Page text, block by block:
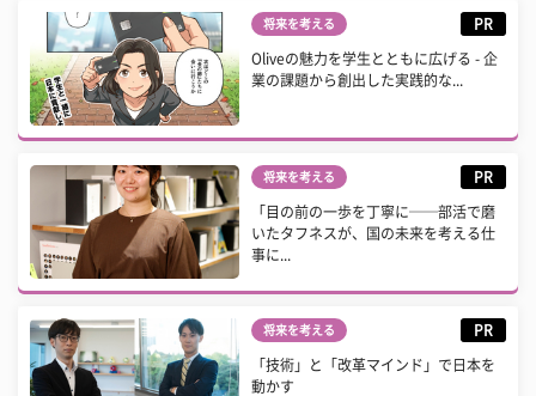
将来を考える PR
Oliveの魅力を学生とともに広げる - 企
業の課題から創出した実践的な...
将来を考える PR
「目の前の一歩を丁寧に──部活で磨
いたタフネスが、国の未来を考える仕
事に...
将来を考える PR
「技術」と「改革マインド」で日本を
動かす